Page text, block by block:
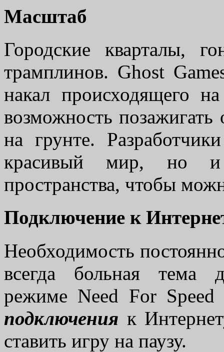
Масштаб
Городские кварталы,
трамплинов. Ghost
накал происходящего
возможность
на грунте.
красивый мир, но и
пространства, чтобы
Подключение к
Необходимость
всегда больная тема
режиме Need For
подключения к
ставить игру на паузу.